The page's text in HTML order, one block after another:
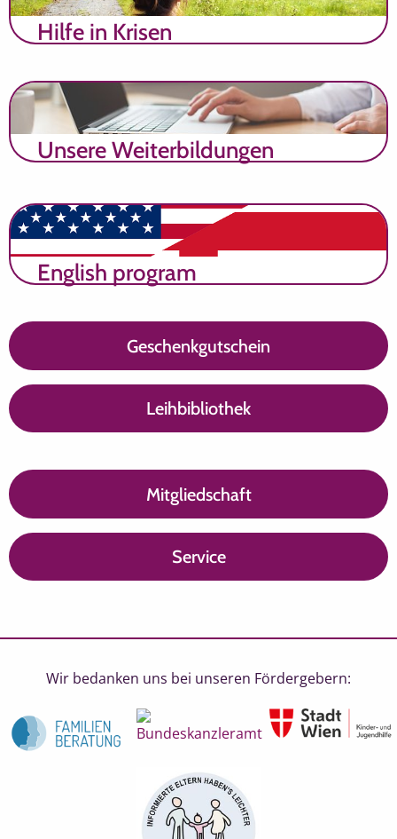
Hilfe in Krisen
Unsere Weiterbildungen
English program
Geschenkgutschein
Leihbibliothek
Mitgliedschaft
Service
Wir bedanken uns bei unseren Fördergebern: